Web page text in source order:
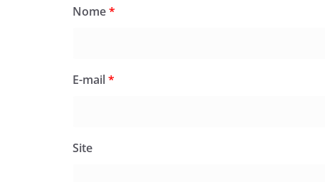
Nome*
E-mail*
Site